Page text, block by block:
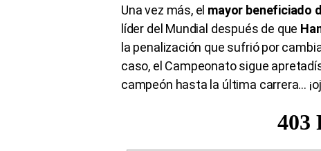
Una vez más, el mayor beneficiado
líder del Mundial después de que
la penalización que sufrió por
caso, el Campeonato sigue
campeón hasta la última carrera…